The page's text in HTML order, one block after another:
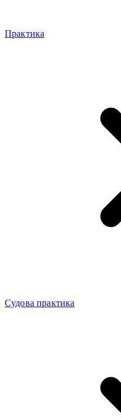
Практика
Судова практика